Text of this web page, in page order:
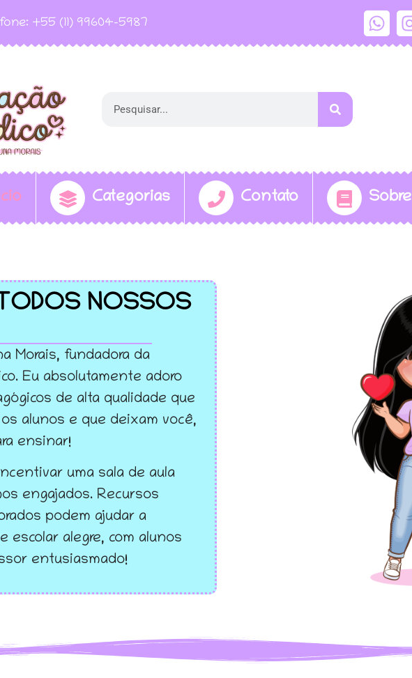
+55 (11) 99604-5987
Categorias Contato Sobre
NOSSOS
Morais, fundadora da
Eu absolutamente adoro
de alta qualidade que
alunos e que deixam você,
ensinar!
uma sala de aula
engajados. Recursos
podem ajudar a
escolar alegre, com alunos
entusiasmado!